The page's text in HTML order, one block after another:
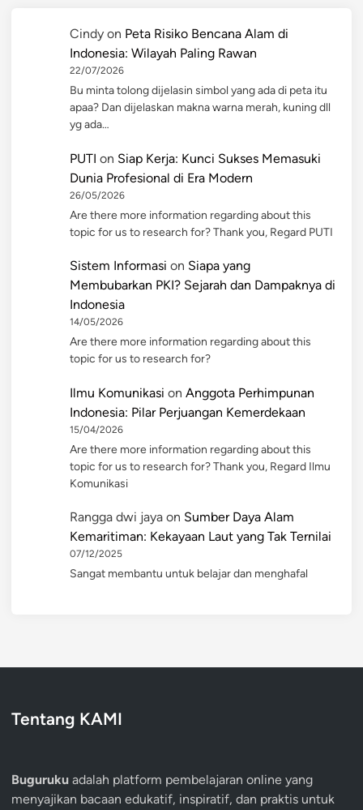
Cindy on Peta Risiko Bencana Alam di
Indonesia: Wilayah Paling Rawan
22/07/2026
Bu minta tolong dijelasin simbol yang ada di peta itu
apaa? Dan dijelaskan makna warna merah, kuning dll
yg ada…
PUTI on Siap Kerja: Kunci Sukses Memasuki
Dunia Profesional di Era Modern
26/05/2026
Are there more information regarding about this
topic for us to research for? Thank you, Regard PUTI
Sistem Informasi on Siapa yang
Membubarkan PKI? Sejarah dan Dampaknya di
Indonesia
14/05/2026
Are there more information regarding about this
topic for us to research for?
Ilmu Komunikasi on Anggota Perhimpunan
Indonesia: Pilar Perjuangan Kemerdekaan
15/04/2026
Are there more information regarding about this
topic for us to research for? Thank you, Regard Ilmu
Komunikasi
Rangga dwi jaya on Sumber Daya Alam
Kemaritiman: Kekayaan Laut yang Tak Ternilai
07/12/2025
Sangat membantu untuk belajar dan menghafal
Tentang KAMI
Buguruku adalah platform pembelajaran online yang
menyajikan bacaan edukatif, inspiratif, dan praktis untuk